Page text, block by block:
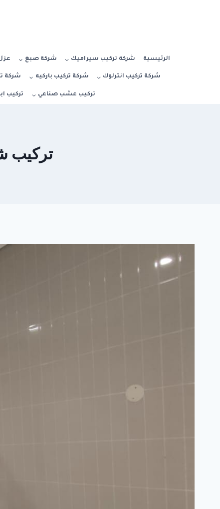
الرئيسية شركة تركيب سيراميك شركة صبغ
شركة تركيب انترلوك شركة تركيب باركيه شركة
تركيب عشب صناعي تركيب
تركيب